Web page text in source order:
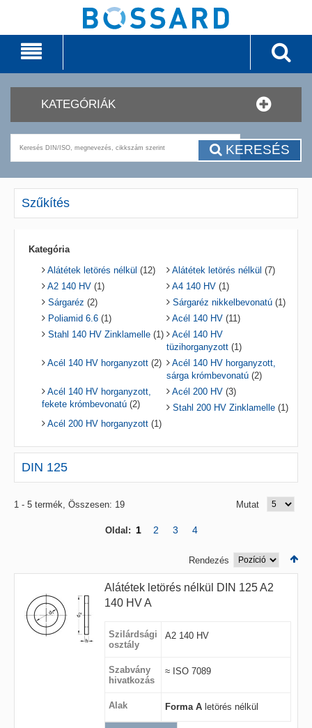
KATEGÓRIÁK
KERESÉS
Szűkítés
Kategória
Alátétek letörés nélkül (12) Alátétek letörés nélkül (7)
A2 140 HV(1) A4 140 HV(1)
Sárgaréz (2) Sárgaréz nikkelbevonatú(1)
Poliamid 6.6(1) Acél 140 HV(11)
Stahl 140 HV Zinklamelle(1)
Acél 140 HV
tüzihorganyzott(1)
Acél 140 HV horganyzott(2)
Acél 140 HV horganyzott,
sárga krómbevonatú(2)
Acél 140 HV horganyzott,
fekete krómbevonatú(2)
Acél 200 HV(3)
Stahl 200 HV Zinklamelle(1)
Acél 200 HV horganyzott(1)
DIN 125
1 - 5 termék, Összesen: 19 Mutat
Oldal: 1 2 3 4
Rendezés
Alátétek letörés nélkül DIN 125 A2
140 HV A
Szilárdsági
osztály
A2 140 HV
Szabvány
hivatkozás
≈ ISO 7089
Alak Forma Aletörés nélkül